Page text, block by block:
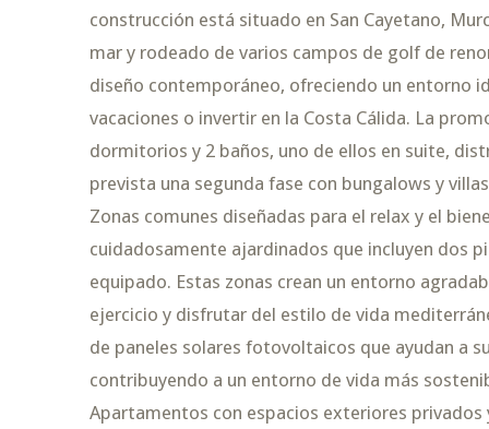
construcción está situado en San Cayetano,
mar y rodeado de varios campos de golf de
diseño contemporáneo, ofreciendo un entorno
vacaciones o invertir en la Costa Cálida. La
dormitorios y 2 baños, uno de ellos en suite,
prevista una segunda fase con bungalows y
Zonas comunes diseñadas para el relax y el
cuidadosamente ajardinados que incluyen dos
equipado. Estas zonas crean un entorno
ejercicio y disfrutar del estilo de vida
de paneles solares fotovoltaicos que ayudan a
contribuyendo a un entorno de vida más
Apartamentos con espacios exteriores